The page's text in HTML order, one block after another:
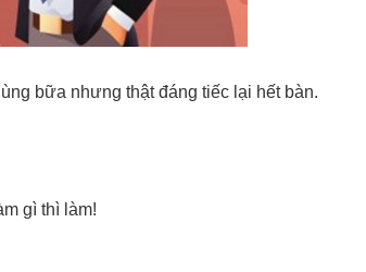
bữa nhưng thật đáng tiếc lại hết bàn.
gì thì làm!